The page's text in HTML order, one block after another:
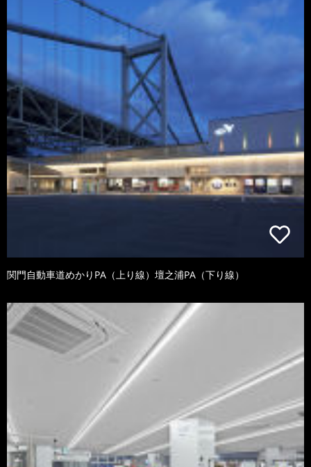
関門自動車道めかりPA（上り線）壇之浦PA（下り線）